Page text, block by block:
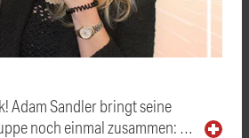
Adam Sandler bringt seine
noch einmal zusammen: …